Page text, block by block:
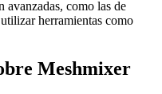
avanzadas, como las de
herramientas como
Meshmixer